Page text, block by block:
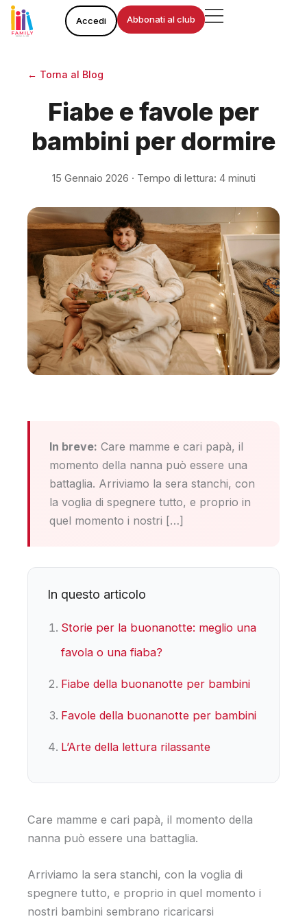
Vai
Accedi Abbonati al club
← Torna al Blog
Fiabe e favole per
bambini per dormire
15 Gennaio 2026 · Tempo di lettura: 4 minuti
In breve: Care mamme e cari papà, il
momento della nanna può essere una
battaglia. Arriviamo la sera stanchi, con
la voglia di spegnere tutto, e proprio in
quel momento i nostri […]
In questo articolo
Storie per la buonanotte: meglio una
favola o una fiaba?
Fiabe della buonanotte per bambini
Favole della buonanotte per bambini
L’Arte della lettura rilassante
Care mamme e cari papà, il momento della
nanna può essere una battaglia.
Arriviamo la sera stanchi, con la voglia di
spegnere tutto, e proprio in quel momento i
nostri bambini sembrano ricaricarsi